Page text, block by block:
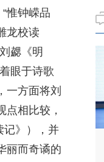
惟钟嵘品
龙校读
勰《明
眼于诗歌
一方面将刘
点相比较，
记》），并
丽而奇谲的